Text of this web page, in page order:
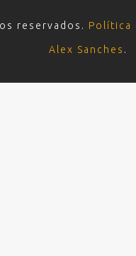
reservados. Política
Alex Sanches .